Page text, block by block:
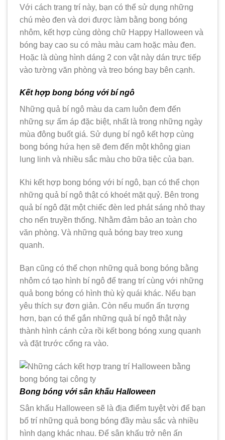
Với cách trang trí này, bạn có thể sử dụng những
chú mèo đen và dơi được làm bằng bong bóng
nhôm, kết hợp cùng dòng chữ Happy Halloween và
bóng bay cao su có màu màu cam hoặc màu đen.
Hoặc là dùng hình dáng 2 con vật này dán trực tiếp
vào tường văn phòng và treo bóng bay bên cạnh.
Kết hợp bong bóng với bí ngô
Những quả bí ngô màu da cam luôn đem đến
những sự ấm áp đặc biệt, nhất là trong những ngày
mùa đông buốt giá. Sử dụng bí ngô kết hợp cùng
bong bóng hứa hẹn sẽ đem đến một không gian
lung linh và nhiều sắc màu cho bữa tiệc của bạn.
Khi kết hợp bong bóng với bí ngô, bạn có thể chọn
những quả bí ngô thật có khoét mặt quỷ. Bên trong
quả bí ngô đặt một chiếc đèn led phát sáng nhỏ thay
cho nến truyền thống. Nhằm đảm bảo an toàn cho
văn phòng. Và những quả bóng bay treo xung
quanh.
Bạn cũng có thể chọn những quả bong bóng bằng
nhôm có tạo hình bí ngô để trang trí cùng với những
quả bong bóng có hình thù kỳ quái khác. Nếu bạn
yêu thích sự đơn giản. Còn nếu muốn ấn tượng
hơn, bạn có thể gắn những quả bí ngô thật này
thành hình cánh cửa rồi kết bong bóng xung quanh
và đặt trước cổng ra vào.
Bong bóng với sân khấu Halloween
Sân khấu Halloween sẽ là địa điểm tuyệt vời để bạn
bố trí những quả bong bóng đầy màu sắc và nhiều
hình dạng khác nhau. Để sân khấu trở nên ấn